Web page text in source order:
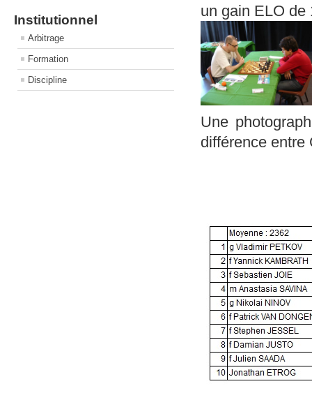
Institutionnel
Arbitrage
Formation
Discipline
un gain ELO de
Une
différence entre